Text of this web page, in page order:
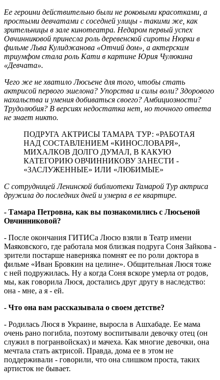
Ее героини действительно были не роковыми красотками, а
простыми девчатами с соседней улицы - такими же, как
зрительницы в зале кинотеатра. Недаром первый успех
Овчинниковой принесла роль деревенской сироты Нюрки в
фильме Льва Кулиджанова «Отчий дом», а актерским
триумфом стала роль Кати в картине Юрия Чулюкина
«Девчата».
Чего же не хватило Люсьене для того, чтобы стать
актрисой первого эшелона? Упорства и силы воли? Здорового
нахальства и умения добиваться своего? Амбициозности?
Трудолюбия? В версиях недостатка нет, но точного ответа
не знает никто.
ПОДРУГА АКТРИСЫ ТАМАРА ТУР: «РАБОТАЯ
НАД СОСТАВЛЕНИЕМ «КИНОСЛОВАРЯ»,
МИХАЛКОВ ДОЛГО ДУМАЛ, В КАКУЮ
КАТЕГОРИЮ ОВЧИННИКОВУ ЗАНЕСТИ -
«ЗАСЛУЖЕННЫЕ» ИЛИ «ЛЮБИМЫЕ»
С сотрудницей Ленинской библиотеки Тамарой Тур актриса
дружила до последних дней и умерла в ее квартире.
- Тамара Петровна, как вы познакомились с Люсьеной
Овчинниковой?
- После окончания ГИТИСа Люсю взяли в Театр имени
Маяковского, где работала моя близкая подруга Соня Зайкова -
зрители постарше наверняка помнят ее по роли доктора в
фильме «Иван Бровкин на целине». Общительная Люся тоже
с ней подружилась. Ну а когда Соня вскоре умерла от родов,
мы, как говорила Люся, достались друг другу в наследство:
она - мне, а я - ей.
- Что она вам рассказывала о своем детстве?
- Родилась Люся в Украине, выросла в Ашхабаде. Ее мама
очень рано погибла, поэтому воспитывали девочку отец (он
служил в погранвойсках) и мачеха. Как многие девочки, она
мечтала стать актрисой. Правда, дома ее в этом не
поддерживали - говорили, что она слишком проста, таких
артисток не бывает.